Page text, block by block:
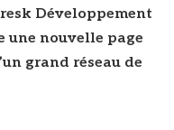
Développement
une nouvelle page
grand réseau de